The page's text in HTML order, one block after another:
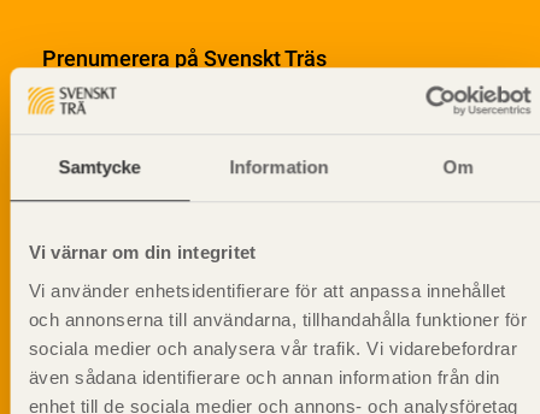
Samtycke Information Om
Vi värnar om din integritet
Vi använder enhetsidentifierare för att anpassa innehållet
och annonserna till användarna, tillhandahålla funktioner för
sociala medier och analysera vår trafik. Vi vidarebefordrar
även sådana identifierare och annan information från din
enhet till de sociala medier och annons- och analysföretag
Prenumerera på Svenskt Träs
informationsutskick!